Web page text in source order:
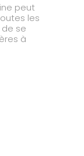
peut
les
se
à